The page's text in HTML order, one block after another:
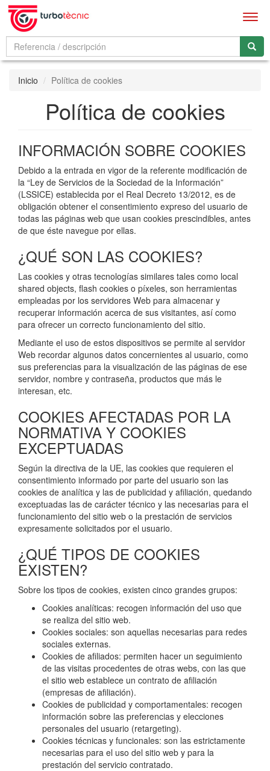
Inicio Política de cookies
Política de cookies
INFORMACIÓN SOBRE COOKIES
Debido a la entrada en vigor de la referente modificación de
la “Ley de Servicios de la Sociedad de la Información”
(LSSICE) establecida por el Real Decreto 13/2012, es de
obligación obtener el consentimiento expreso del usuario de
todas las páginas web que usan cookies prescindibles, antes
de que éste navegue por ellas.
¿QUÉ SON LAS COOKIES?
Las cookies y otras tecnologías similares tales como local
shared objects, flash cookies o píxeles, son herramientas
empleadas por los servidores Web para almacenar y
recuperar información acerca de sus visitantes, así como
para ofrecer un correcto funcionamiento del sitio.
Mediante el uso de estos dispositivos se permite al servidor
Web recordar algunos datos concernientes al usuario, como
sus preferencias para la visualización de las páginas de ese
servidor, nombre y contraseña, productos que más le
interesan, etc.
COOKIES AFECTADAS POR LA
NORMATIVA Y COOKIES
EXCEPTUADAS
Según la directiva de la UE, las cookies que requieren el
consentimiento informado por parte del usuario son las
cookies de analítica y las de publicidad y afiliación, quedando
exceptuadas las de carácter técnico y las necesarias para el
funcionamiento del sitio web o la prestación de servicios
expresamente solicitados por el usuario.
¿QUÉ TIPOS DE COOKIES
EXISTEN?
Sobre los tipos de cookies, existen cinco grandes grupos:
Cookies analíticas: recogen información del uso que
se realiza del sitio web.
Cookies sociales: son aquellas necesarias para redes
sociales externas.
Cookies de afiliados: permiten hacer un seguimiento
de las visitas procedentes de otras webs, con las que
el sitio web establece un contrato de afiliación
(empresas de afiliación).
Cookies de publicidad y comportamentales: recogen
información sobre las preferencias y elecciones
personales del usuario (retargeting).
Cookies técnicas y funcionales: son las estrictamente
necesarias para el uso del sitio web y para la
prestación del servicio contratado.